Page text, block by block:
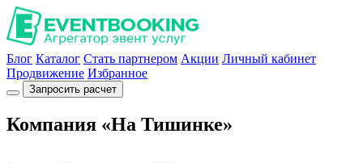
Блог Каталог Стать партнером Акции Личный кабинет
Продвижение Избранное
Запросить расчет
Компания «На Тишинке»